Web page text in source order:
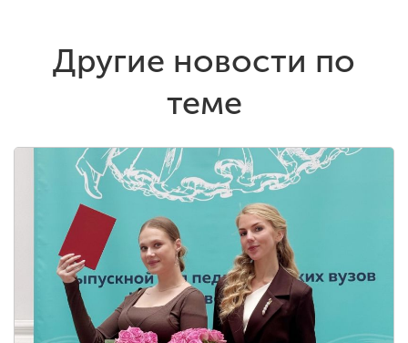
Другие новости по
теме